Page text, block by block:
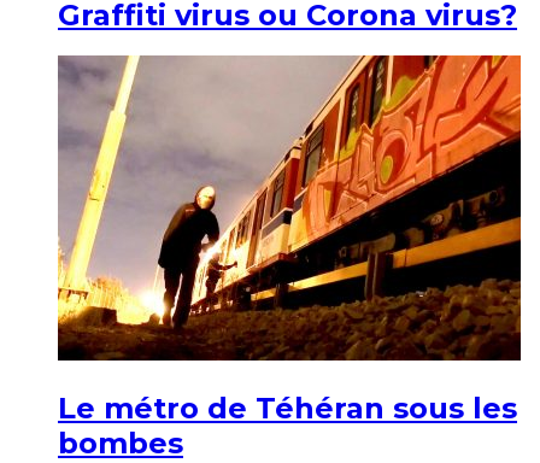
Graffiti virus ou Corona virus?
Le métro de Téhéran sous les
bombes